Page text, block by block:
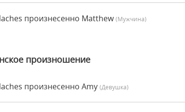
произнесенно Matthew(мужчина)
произношение
произнесенно Amy (девушка)